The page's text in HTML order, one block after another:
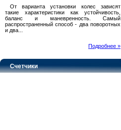
От варианта установки колес зависят
такие характеристики как устойчивость,
баланс и маневренность. Самый
распространенный способ - два поворотных
и два...
Подробнее »
Счетчики